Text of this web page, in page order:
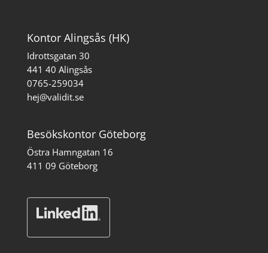
Kontor Alingsås (HK)
Idrottsgatan 30
441 40 Alingsås
0765-259034
hej@validit.se
Besökskontor Göteborg
Östra Hamngatan 16
411 09 Göteborg